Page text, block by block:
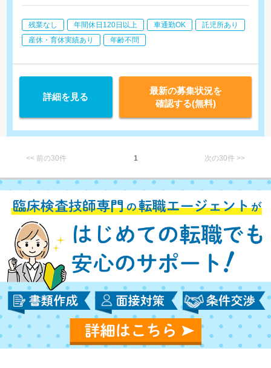
残業なし 年間休日120日以上 車通勤OK
託児所あり
産休・育休実績あり
年齢不問
詳細を見る
最新の募集状況を
確認する(無料)
<< 前の30件 1 次の30件 >>